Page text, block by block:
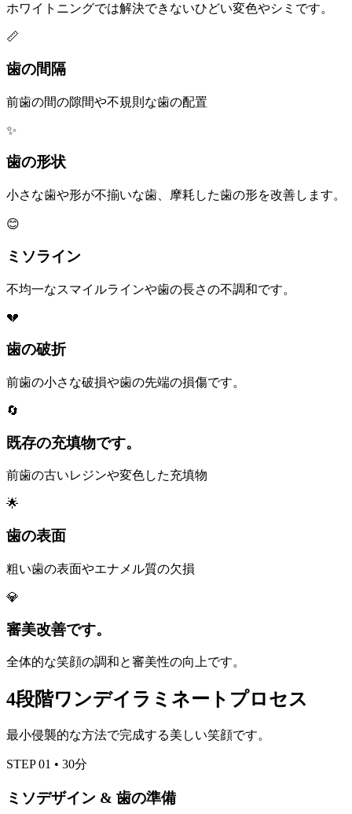
ホワイトニングでは解決できないひどい変色やシミです。
📏
歯の間隔
前歯の間の隙間や不規則な歯の配置
✨
歯の形状
小さな歯や形が不揃いな歯、摩耗した歯の形を改善します。
😊
ミソライン
不均一なスマイルラインや歯の長さの不調和です。
💔
歯の破折
前歯の小さな破損や歯の先端の損傷です。
🔄
既存の充填物です。
前歯の古いレジンや変色した充填物
🌟
歯の表面
粗い歯の表面やエナメル質の欠損
💎
審美改善です。
全体的な笑顔の調和と審美性の向上です。
4段階ワンデイラミネートプロセス
最小侵襲的な方法で完成する美しい笑顔です。
STEP01 • 30分
ミソデザイン & 歯の準備